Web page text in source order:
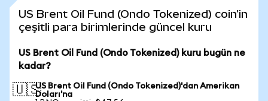
US Brent Oil Fund (Ondo Tokenized) coin'in
çeşitli para birimlerinde güncel kuru
US Brent Oil Fund (Ondo Tokenized) kuru bugün ne
kadar?
🇺🇸US Brent Oil Fund (Ondo Tokenized)'dan Amerikan
Doları'na